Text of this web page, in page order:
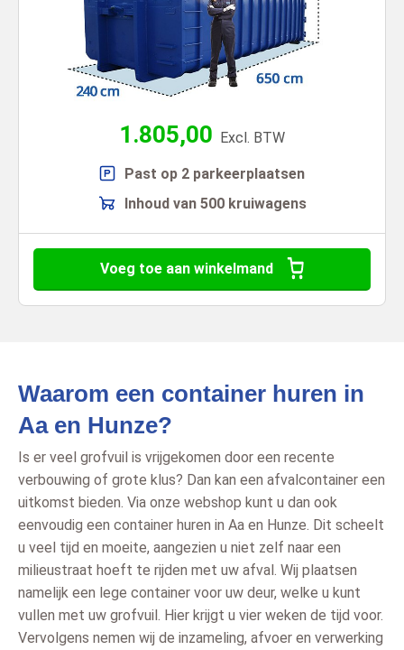
1.805,00 Excl. BTW
Past op 2 parkeerplaatsen
Inhoud van 500 kruiwagens
Voeg toe aan winkelmand
Waarom een container huren in
Aa en Hunze?
Is er veel grofvuil is vrijgekomen door een recente
verbouwing of grote klus? Dan kan een afvalcontainer een
uitkomst bieden. Via onze webshop kunt u dan ook
eenvoudig een container huren in Aa en Hunze. Dit scheelt
u veel tijd en moeite, aangezien u niet zelf naar een
milieustraat hoeft te rijden met uw afval. Wij plaatsen
namelijk een lege container voor uw deur, welke u kunt
vullen met uw grofvuil. Hier krijgt u vier weken de tijd voor.
Vervolgens nemen wij de inzameling, afvoer en verwerking